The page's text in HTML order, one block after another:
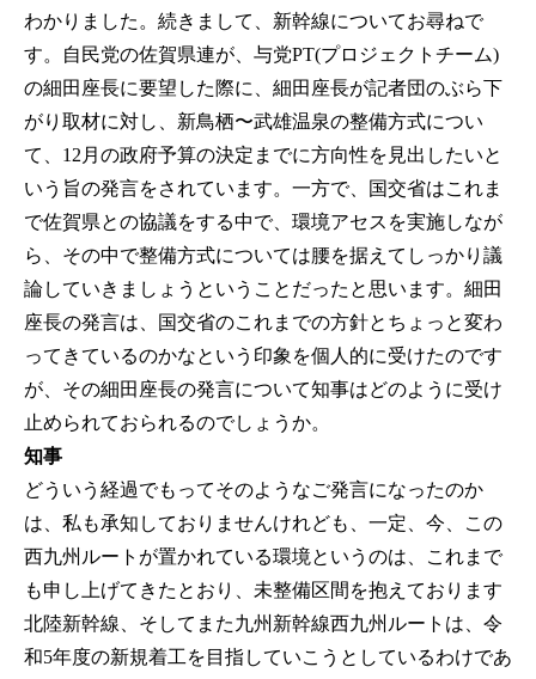
わかりました。続きまして、新幹線についてお尋ねで
す。自民党の佐賀県連が、与党PT(プロジェクトチーム)
の細田座長に要望した際に、細田座長が記者団のぶら下
がり取材に対し、新鳥栖〜武雄温泉の整備方式につい
て、12月の政府予算の決定までに方向性を見出したいと
いう旨の発言をされています。一方で、国交省はこれま
で佐賀県との協議をする中で、環境アセスを実施しなが
ら、その中で整備方式については腰を据えてしっかり議
論していきましょうということだったと思います。細田
座長の発言は、国交省のこれまでの方針とちょっと変わ
ってきているのかなという印象を個人的に受けたのです
が、その細田座長の発言について知事はどのように受け
止められておられるのでしょうか。
知事
どういう経過でもってそのようなご発言になったのか
は、私も承知しておりませんけれども、一定、今、この
西九州ルートが置かれている環境というのは、これまで
も申し上げてきたとおり、未整備区間を抱えております
北陸新幹線、そしてまた九州新幹線西九州ルートは、令
和5年度の新規着工を目指していこうとしているわけであ